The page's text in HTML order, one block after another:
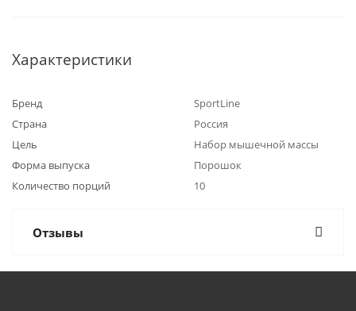
Характеристики
Бренд
SportLine
Страна
Россия
Цель
Набор мышечной массы
Форма выпуска
Порошок
Количество порций
10
Отзывы